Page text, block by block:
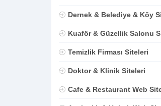
Dernek & Belediye & Köy
Kuaför & Güzellik Salonu
Temizlik Firması Siteleri
Doktor & Klinik Siteleri
Cafe & Restaurant Web